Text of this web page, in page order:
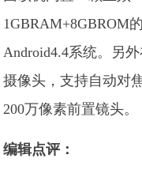
1GBRAM+8GBROM
Android4.4系统。另
摄像头，支持自动对
200万像素前置镜头。
编辑点评：